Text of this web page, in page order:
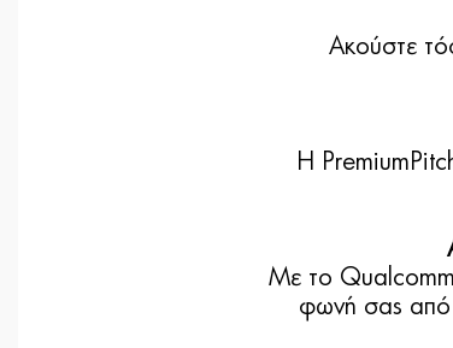
Ακούστε
Η
Με το
φωνή σας από